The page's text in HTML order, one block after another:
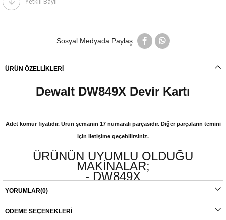
Sosyal Medyada Paylaş
ÜRÜN ÖZELLIKLERI
Dewalt DW849X Devir Kartı
Adet kömür fiyatıdır. Ürün şemanın 17 numaralı parçasıdır. Diğer parçaların temini
için iletişime geçebilirsiniz.
ÜRÜNÜN UYUMLU OLDUĞU
MAKİNALAR;
- DW849X
Orijinal yedek parçalarda garanti durumu; yetkili servislerin haricinde yapılan
montajlarda ürünlerin iade veya değişim süreçleri bulunmamaktadır. Yedek
parçalar tamamı orijinal olup, fabrikadan çıkmadan kontrol edilmektedir. Yetkili
servis haricinde yapılan montajlardan kaynaklı sorunlar tamamen müşteriye aittir.
YORUMLAR(0)
ÖDEME SEÇENEKLERI